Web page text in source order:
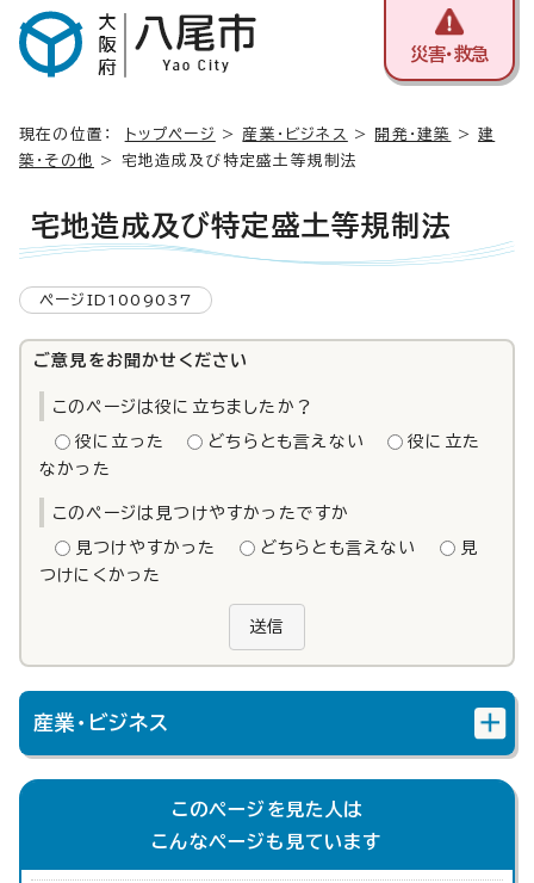
災害・救急
現在の位置： トップページ > 産業・ビジネス > 開発・建築 >建
築・その他
> 宅地造成及び特定盛土等規制法
宅地造成及び特定盛土等規制法
ページID1009037
ご意見をお聞かせください
このページは役に立ちましたか？
役に立った どちらとも言えない
役に立た
なかった
このページは見つけやすかったですか
見つけやすかった どちらとも言えない
見
つけにくかった
送信
産業・ビジネス
このページを見た人は
こんなページも見ています